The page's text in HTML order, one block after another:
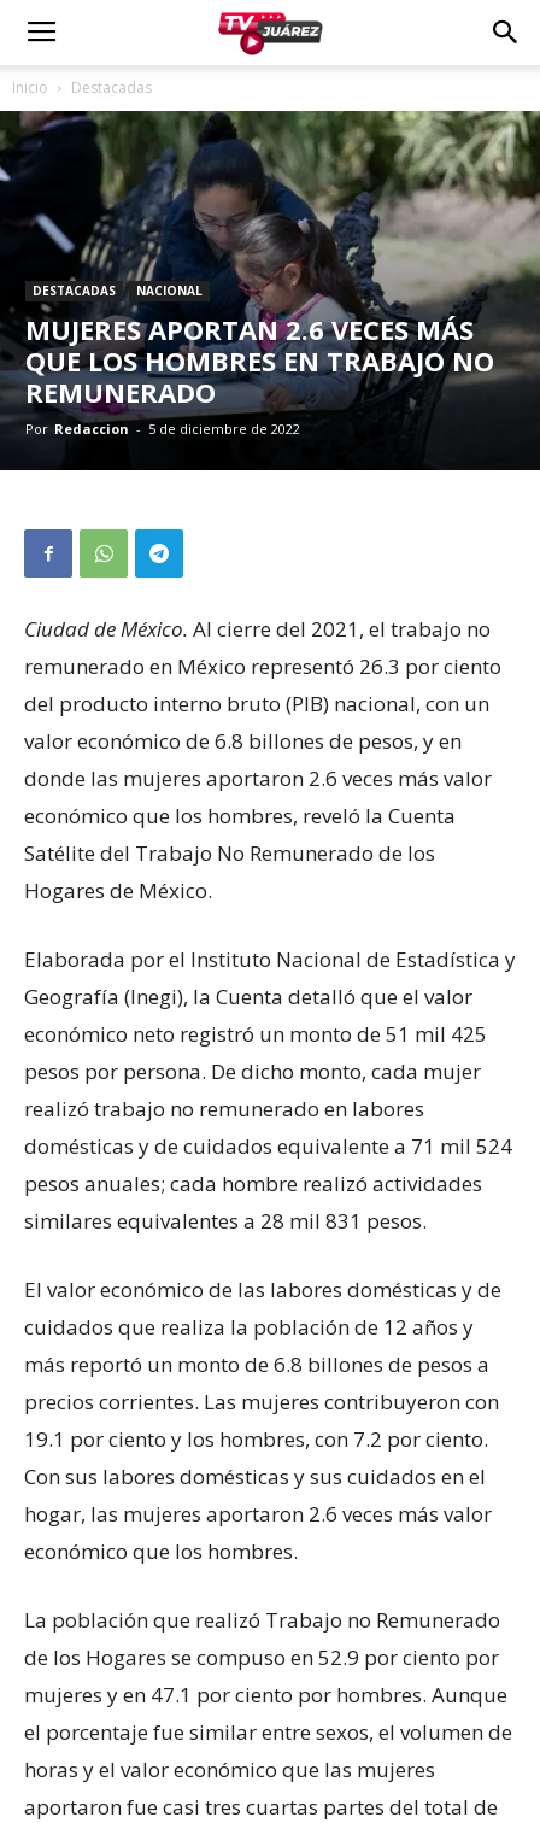
Inicio Destacadas
DESTACADAS NACIONAL
MUJERES APORTAN 2.6 VECES MÁS
QUE LOS HOMBRES EN TRABAJO NO
REMUNERADO
Por Redaccion - 5 de diciembre de 2022
Ciudad de México. Al cierre del 2021, el trabajo no
remunerado en México representó 26.3 por ciento
del producto interno bruto (PIB) nacional, con un
valor económico de 6.8 billones de pesos, y en
donde las mujeres aportaron 2.6 veces más valor
económico que los hombres, reveló la Cuenta
Satélite del Trabajo No Remunerado de los
Hogares de México.
Elaborada por el Instituto Nacional de Estadística y
Geografía (Inegi), la Cuenta detalló que el valor
económico neto registró un monto de 51 mil 425
pesos por persona. De dicho monto, cada mujer
realizó trabajo no remunerado en labores
domésticas y de cuidados equivalente a 71 mil 524
pesos anuales; cada hombre realizó actividades
similares equivalentes a 28 mil 831 pesos.
El valor económico de las labores domésticas y de
cuidados que realiza la población de 12 años y
más reportó un monto de 6.8 billones de pesos a
precios corrientes. Las mujeres contribuyeron con
19.1 por ciento y los hombres, con 7.2 por ciento.
Con sus labores domésticas y sus cuidados en el
hogar, las mujeres aportaron 2.6 veces más valor
económico que los hombres.
La población que realizó Trabajo no Remunerado
de los Hogares se compuso en 52.9 por ciento por
mujeres y en 47.1 por ciento por hombres. Aunque
el porcentaje fue similar entre sexos, el volumen de
horas y el valor económico que las mujeres
aportaron fue casi tres cuartas partes del total de